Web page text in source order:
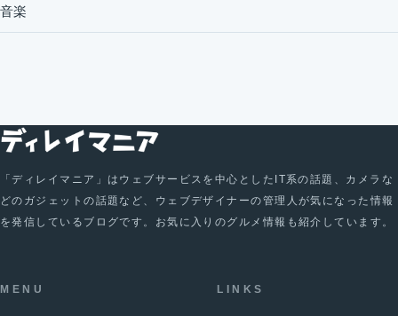
音楽
「ディレイマニア」はウェブサービスを中心としたIT系の話題、カメラな
どのガジェットの話題など、ウェブデザイナーの管理人が気になった情報
を発信しているブログです。お気に入りのグルメ情報も紹介しています。
MENU LINKS